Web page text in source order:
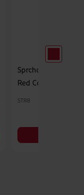
Sprchový gel pro
Red Code
STR8